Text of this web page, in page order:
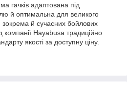
гачків адаптована під
й оптимальна для великого
й сучасних бойлових
компанії Hayabusa традиційно
якості за доступну ціну.